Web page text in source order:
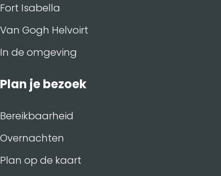
Fort Isabella
Van Gogh Helvoirt
In de omgeving
Plan je bezoek
Bereikbaarheid
Overnachten
Plan op de kaart